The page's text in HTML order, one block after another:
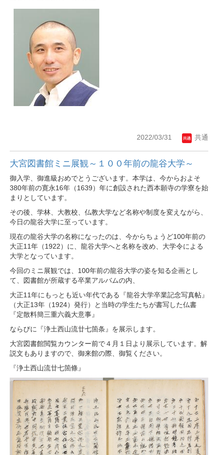
2022/03/31 共通
大宮図書館ミニ展観～１００年前の龍谷大学～
御入学、御進級おめでとうございます。本学は、今からおよそ
380年前の寛永16年（1639）年に創設された西本願寺の学寮を始
まりとしています。
その後、学林、大教校、仏教大学など名称や制度を変えながら、
今日の龍谷大学に至っています。
現在の龍谷大学の名称になったのは、今からちょうど100年前の
大正11年（1922）に、龍谷大学へと名称を改め、大学令による
大学となっています。
今回のミニ展観では、100年前の龍谷大学の姿を知る企画とし
て、図書館が所蔵する卒業アルバムの内、
大正11年にもっとも近い年代である『龍谷大学卒業記念写真帖』
（大正13年（1924）発行）と当時の学生たちが書写した仏書
『定散料簡三重六義大意事』
ならびに『浄土西山流廿七箇条』を展示します。
大宮図書館閲覧カウンター前で４月１日より展示しています。解
説文もありますので、御来館の際、御覧ください。
『浄土西山流廿七箇條』